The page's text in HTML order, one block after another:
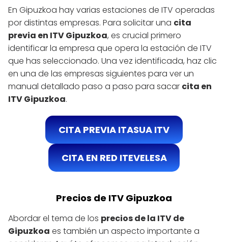
En Gipuzkoa hay varias estaciones de ITV operadas
por distintas empresas. Para solicitar una cita
previa en ITV Gipuzkoa, es crucial primero
identificar la empresa que opera la estación de ITV
que has seleccionado. Una vez identificada, haz clic
en una de las empresas siguientes para ver un
manual detallado paso a paso para sacar cita en
ITV Gipuzkoa.
CITA PREVIA ITASUA ITV
CITA EN RED ITEVELESA
Precios de ITV Gipuzkoa
Abordar el tema de los precios de la ITV de
Gipuzkoa es también un aspecto importante a